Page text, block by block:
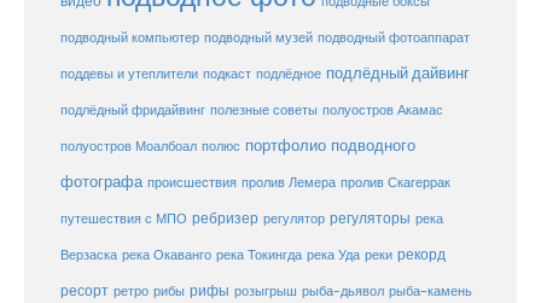
подводный компьютер подводный музей подводный фотоаппарат
поддевы и утеплители подкаст подлёдное подлёдный дайвинг
подлёдный фридайвинг полезные советы полуостров Акамас
полуостров Моалбоал полюс портфолио подводного
фотографа происшествия пролив Лемера пролив Скагеррак
путешествия с МПО ребризер регулятор регуляторы река
Верзаска река Окаванго река Токингда река Уда реки рекорд
ресорт ретро рибы рифы розыгрыш рыба-дьявол рыба-камень